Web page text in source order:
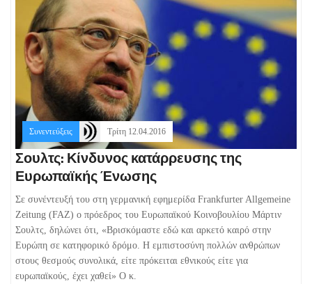
Συνεντεύξεις Τρίτη 12.04.2016
Σουλτς: Κίνδυνος κατάρρευσης της
Ευρωπαϊκής Ένωσης
Σε συνέντευξή του στη γερμανική εφημερίδα Frankfurter Allgemeine
Zeitung (FAZ) o πρόεδρος του Ευρωπαϊκού Κοινοβουλίου Μάρτιν
Σουλτς, δηλώνει ότι, «Bρισκόμαστε εδώ και αρκετό καιρό στην
Ευρώπη σε κατηφορικό δρόμο. Η εμπιστοσύνη πολλών ανθρώπων
στους θεσμούς συνολικά, είτε πρόκειται εθνικούς είτε για
ευρωπαϊκούς, έχει χαθεί» Ο κ.